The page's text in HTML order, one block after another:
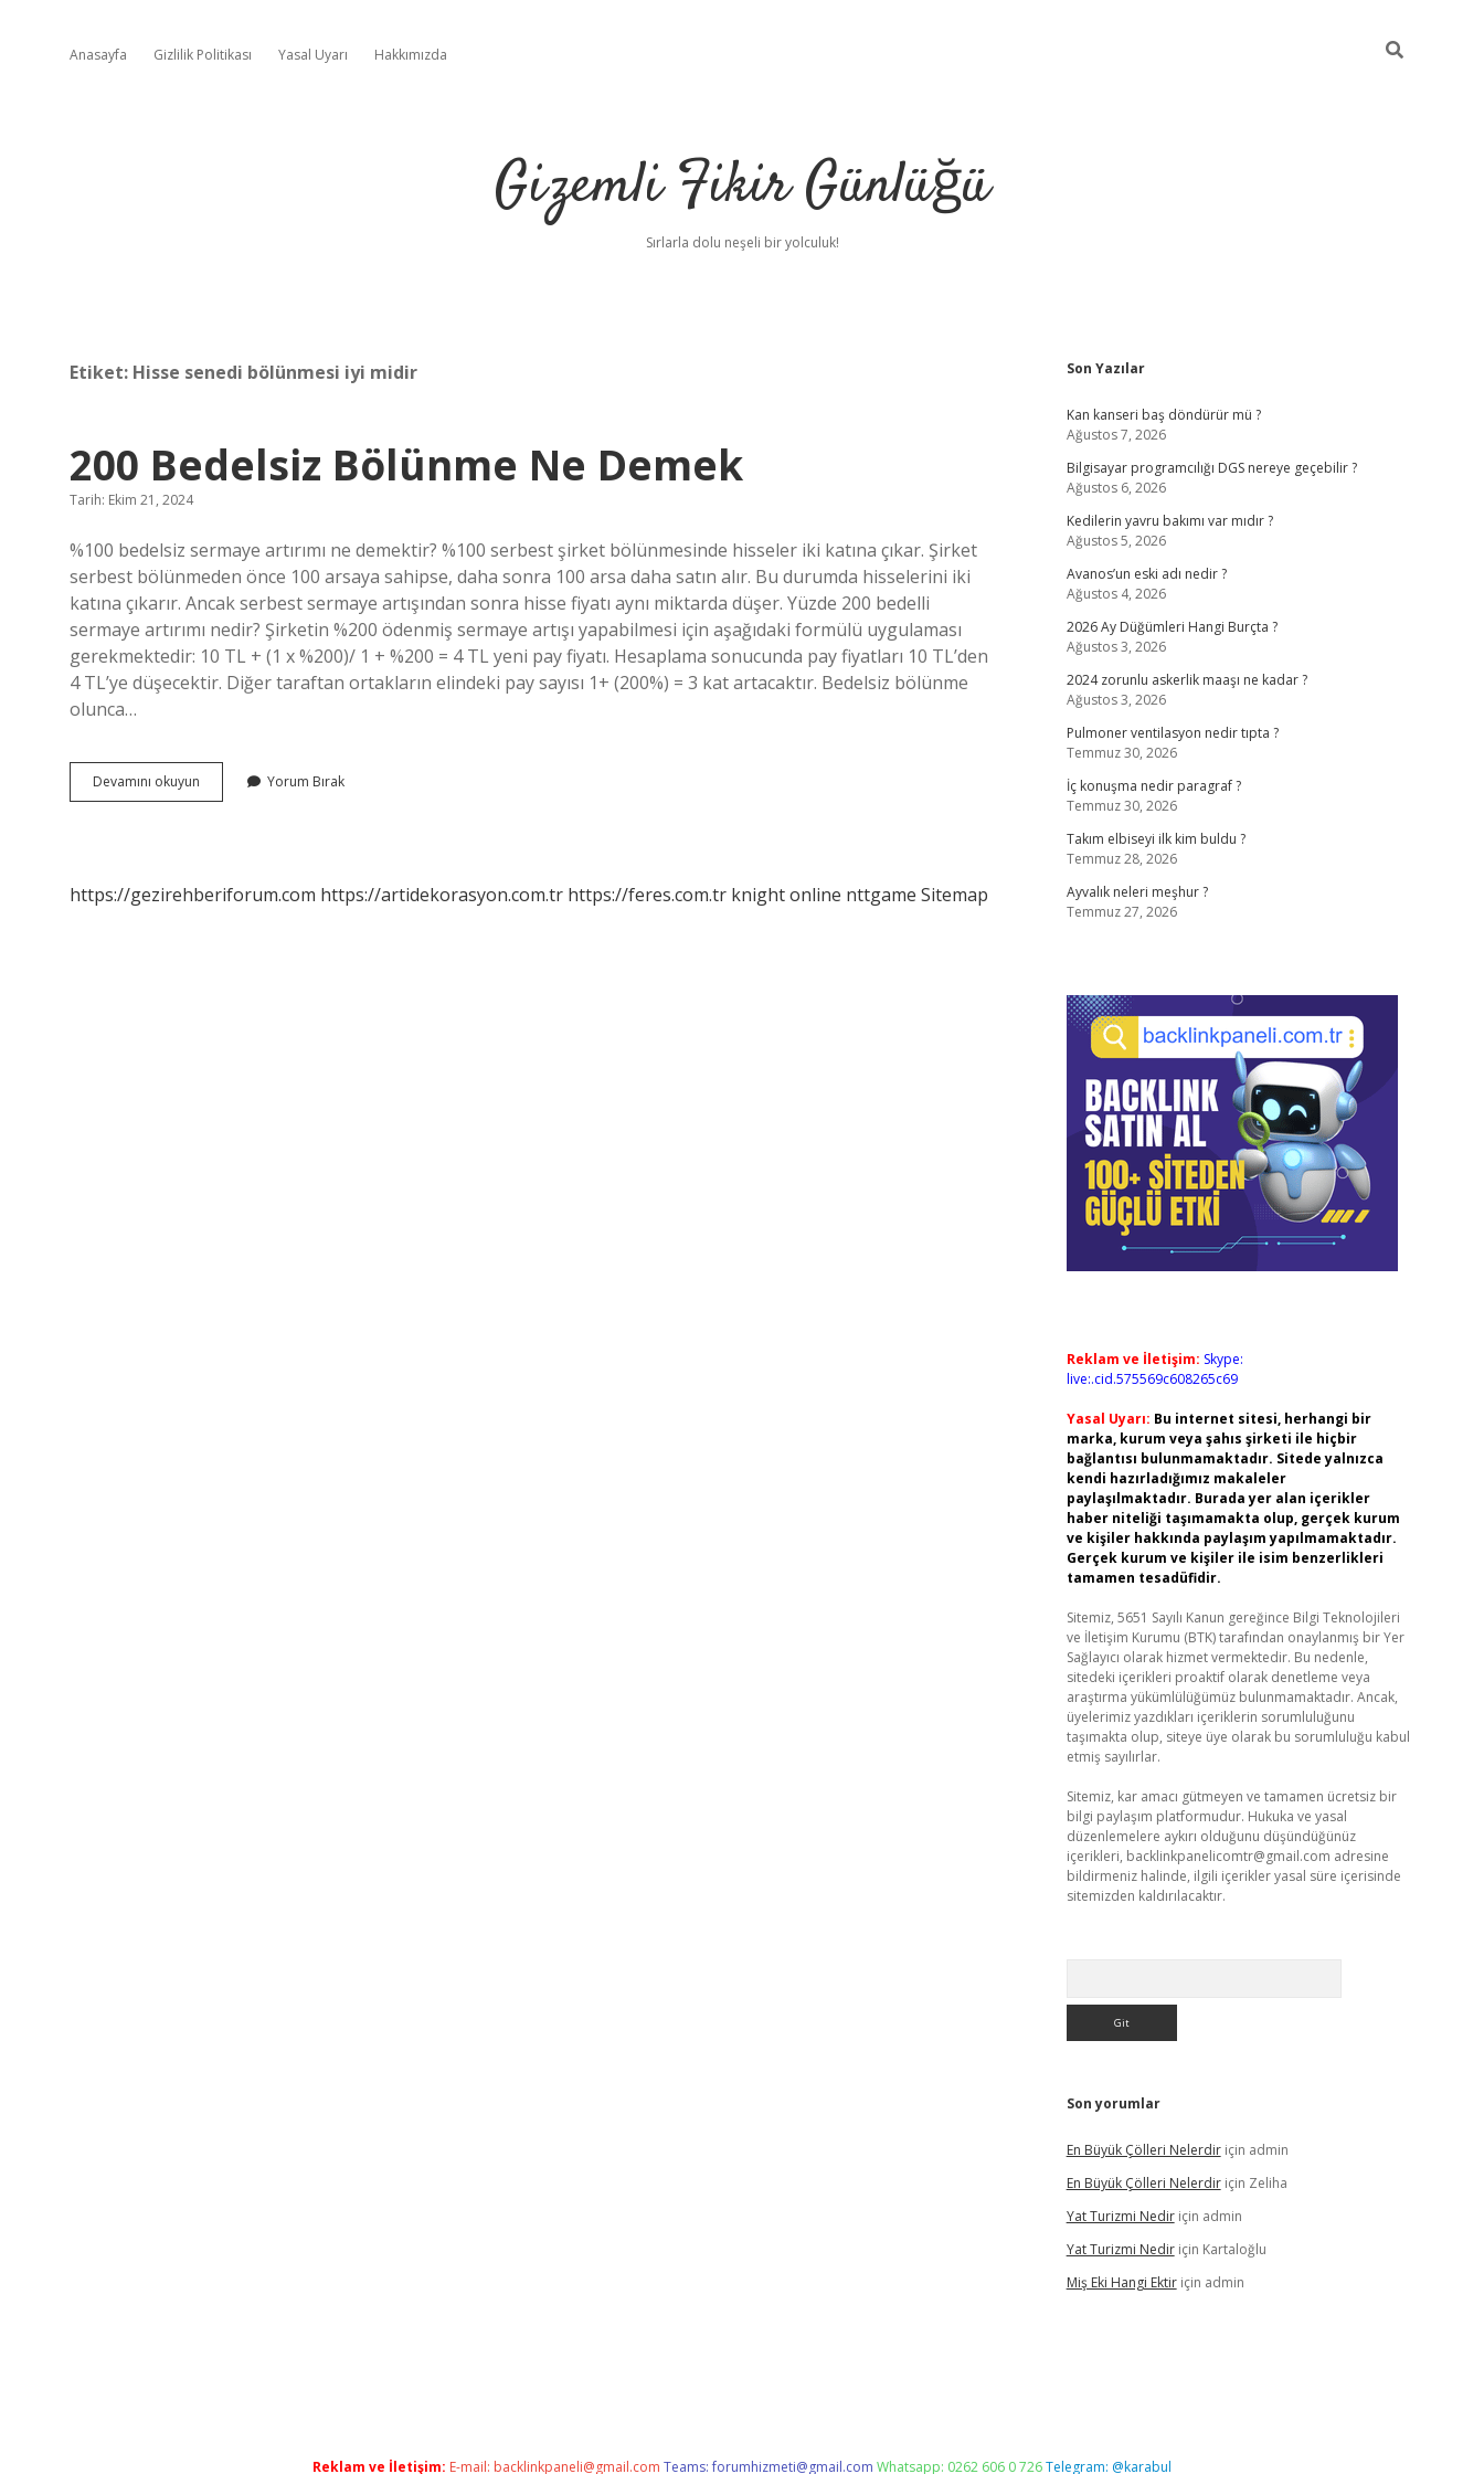
Anasayfa Gizlilik Politikası Yasal Uyarı Hakkımızda
Gizemli Fikir Günlüğü
Sırlarla dolu neşeli bir yolculuk!
Etiket: Hisse senedi bölünmesi iyi midir
200 Bedelsiz Bölünme Ne Demek
Tarih: Ekim 21, 2024
%100 bedelsiz sermaye artırımı ne demektir? %100 serbest şirket bölünmesinde hisseler iki katına çıkar. Şirket
serbest bölünmeden önce 100 arsaya sahipse, daha sonra 100 arsa daha satın alır. Bu durumda hisselerini iki
katına çıkarır. Ancak serbest sermaye artışından sonra hisse fiyatı aynı miktarda düşer. Yüzde 200 bedelli
sermaye artırımı nedir? Şirketin %200 ödenmiş sermaye artışı yapabilmesi için aşağıdaki formülü uygulaması
gerekmektedir: 10 TL + (1 x %200)/ 1 + %200 = 4 TL yeni pay fiyatı. Hesaplama sonucunda pay fiyatları 10 TL’den
4 TL’ye düşecektir. Diğer taraftan ortakların elindeki pay sayısı 1+ (200%) = 3 kat artacaktır. Bedelsiz bölünme
olunca…
Devamını okuyun
Bedelsiz
Yorum Bırak
https://gezirehberiforum.com https://artidekorasyon.com.tr https://feres.com.tr knight online nttgame Sitemap
Sidebar
Son Yazılar
Kan kanseri baş döndürür mü ?
Ağustos 7, 2026
Bilgisayar programcılığı DGS nereye geçebilir ?
Ağustos 6, 2026
Kedilerin yavru bakımı var mıdır ?
Ağustos 5, 2026
Avanos’un eski adı nedir ?
Ağustos 4, 2026
2026 Ay Düğümleri Hangi Burçta ?
Ağustos 3, 2026
2024 zorunlu askerlik maaşı ne kadar ?
Ağustos 3, 2026
Pulmoner ventilasyon nedir tıpta ?
Temmuz 30, 2026
İç konuşma nedir paragraf ?
Temmuz 30, 2026
Takım elbiseyi ilk kim buldu ?
Temmuz 28, 2026
Ayvalık neleri meşhur ?
Temmuz 27, 2026
Reklam ve İletişim: Skype:
live:.cid.575569c608265c69
Yasal Uyarı: Bu internet sitesi, herhangi bir
marka, kurum veya şahıs şirketi ile hiçbir
bağlantısı bulunmamaktadır. Sitede yalnızca
kendi hazırladığımız makaleler
paylaşılmaktadır. Burada yer alan içerikler
haber niteliği taşımamakta olup, gerçek kurum
ve kişiler hakkında paylaşım yapılmamaktadır.
Gerçek kurum ve kişiler ile isim benzerlikleri
tamamen tesadüfidir.
Sitemiz, 5651 Sayılı Kanun gereğince Bilgi Teknolojileri
ve İletişim Kurumu (BTK) tarafından onaylanmış bir Yer
Sağlayıcı olarak hizmet vermektedir. Bu nedenle,
sitedeki içerikleri proaktif olarak denetleme veya
araştırma yükümlülüğümüz bulunmamaktadır. Ancak,
üyelerimiz yazdıkları içeriklerin sorumluluğunu
taşımakta olup, siteye üye olarak bu sorumluluğu kabul
etmiş sayılırlar.
Sitemiz, kar amacı gütmeyen ve tamamen ücretsiz bir
bilgi paylaşım platformudur. Hukuka ve yasal
düzenlemelere aykırı olduğunu düşündüğünüz
içerikleri, backlinkpanelicomtr@gmail.com adresine
bildirmeniz halinde, ilgili içerikler yasal süre içerisinde
sitemizden kaldırılacaktır.
Son yorumlar
En Büyük Çölleri Nelerdiriçin admin
En Büyük Çölleri Nelerdiriçin Zeliha
Yat Turizmi Nediriçin admin
Yat Turizmi Nediriçin Kartaloğlu
Miş Eki Hangi Ektiriçin admin
Reklam ve İletişim: E-mail: backlinkpaneli@gmail.com Teams:forumhizmeti@gmail.com Whatsapp: 0262 606 0 726Telegram: @karabul